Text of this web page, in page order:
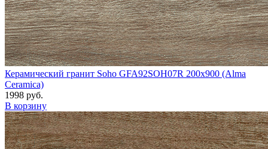
Керамический гранит Soho GFA92SOH07R 200x900 (Alma
Ceramica)
1998 руб.
В корзину